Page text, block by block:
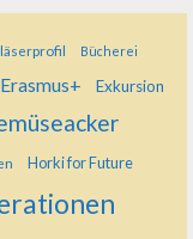
Bücherei
Erasmus+ Exkursion
Horki for Future